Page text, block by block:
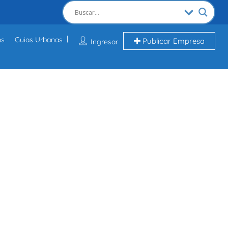
Ingresar Publicar Empresa
Guias Urbanas